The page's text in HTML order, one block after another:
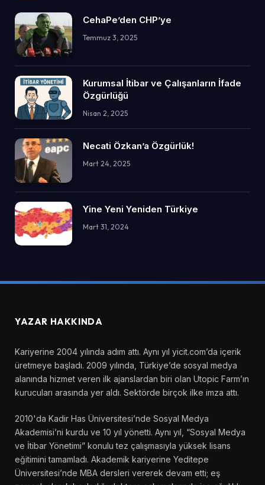
CehaPe’den CHP’ye
Temmuz 3, 2025
Kurumsal İtibar ve Çalışanların İfade
Özgürlüğü
Nisan 2, 2025
Necati Özkan’a Özgürlük!
Mart 24, 2025
Yine Yeni Yeniden Türkiye
Mart 31, 2024
YAZAR HAKKINDA
Kariyerine 2004 yılında adım attı. Aynı yıl yicit.com’da içerik
üretmeye başladı. 2009 yılında, Türkiye’de sosyal medya
alanında hizmet veren ilk ajanslardan biri olan Utopic Farm’ın
kurucuları arasında yer aldı. Sektörde birçok ilke imza attı.
2010'da Kadir Has Üniversitesi’nde Sosyal Medya
Akademisi’ni kurdu ve 10 yıl yönetti. Aynı yıl, “Sosyal Medya
ve İtibar Yönetimi” konulu tez çalışmasıyla yüksek lisans
eğitimini tamamladı. Akademik kariyerine Yeditepe
Üniversitesi’nde MBA dersleri vererek devam etti; eş